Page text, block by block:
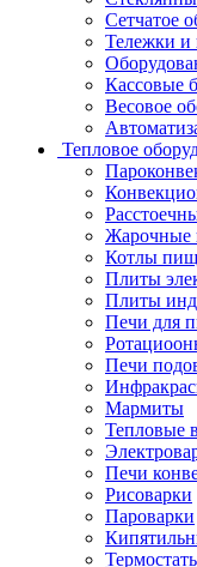
Сетчатое
Тележки и
Кассовые
Весовое
Тепловое
Котлы
Плиты
Плиты
Печи для
Печи
Мармиты
Тепловые
Печи
Рисоварки
Пароварки